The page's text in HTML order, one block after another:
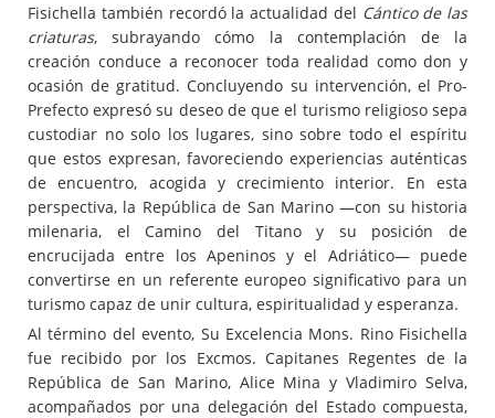
Fisichella también recordó la actualidad del Cántico de las
criaturas, subrayando cómo la contemplación de la
creación conduce a reconocer toda realidad como don y
ocasión de gratitud. Concluyendo su intervención, el Pro-
Prefecto expresó su deseo de que el turismo religioso sepa
custodiar no solo los lugares, sino sobre todo el espíritu
que estos expresan, favoreciendo experiencias auténticas
de encuentro, acogida y crecimiento interior. En esta
perspectiva, la República de San Marino —con su historia
milenaria, el Camino del Titano y su posición de
encrucijada entre los Apeninos y el Adriático— puede
convertirse en un referente europeo significativo para un
turismo capaz de unir cultura, espiritualidad y esperanza.
Al término del evento, Su Excelencia Mons. Rino Fisichella
fue recibido por los Excmos. Capitanes Regentes de la
República de San Marino, Alice Mina y Vladimiro Selva,
acompañados por una delegación del Estado compuesta,